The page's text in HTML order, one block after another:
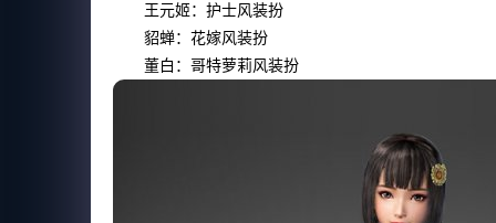
王元姬：护士风装扮
貂蝉：花嫁风装扮
董白：哥特萝莉风装扮